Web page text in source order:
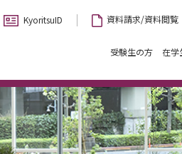
KyoritsuID 資料請求/資料閲覧
受験生の方 在学